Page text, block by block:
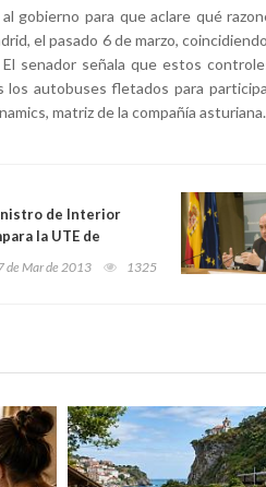
gobierno para que aclare qué
el pasado 6 de marzo,
senador señala que estos
autobuses fletados para
matriz de la compañía asturiana.
de Interior
la UTE de
con programas
de Mar de 2013 1325